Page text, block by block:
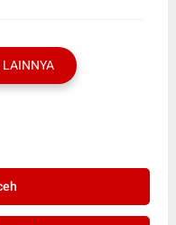
LAINNYA